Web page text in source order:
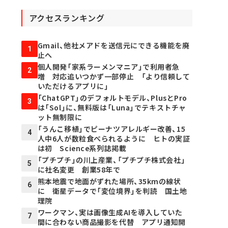
アクセスランキング
1
Gmail、他社メアドを送信元にできる機能を廃
止へ
2
個人開発「家系ラーメンマニア」で利用者急
増 対応追いつかず一部停止 「より信頼して
いただけるアプリに」
3
「ChatGPT」のデフォルトモデル、PlusとPro
は「Sol」に、無料版は「Luna」でテキストチャ
ット無制限に
4
「うんこ移植」でピーナツアレルギー改善、15
人中6人が数粒食べられるように ヒトの実証
は初 Science系列誌掲載
5
「プチプチ」の川上産業、「プチプチ株式会社」
に社名変更 創業58年で
6
熊本地震で地面がずれた場所、35kmの線状
に 衛星データで「変位境界」を判読 国土地
理院
7
ワークマン、実は画像生成AIを導入していた
間に合わない商品撮影を代替 アプリ通知開